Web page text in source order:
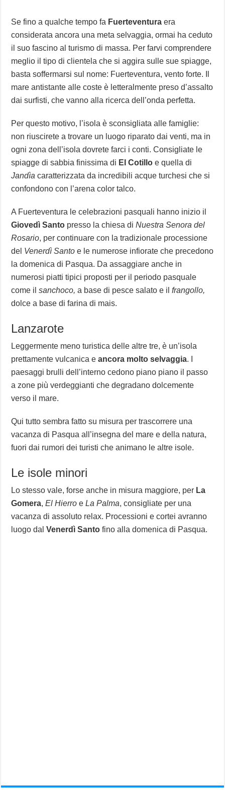
Se fino a qualche tempo fa Fuerteventura era
considerata ancora una meta selvaggia, ormai ha ceduto
il suo fascino al turismo di massa. Per farvi comprendere
meglio il tipo di clientela che si aggira sulle sue spiagge,
basta soffermarsi sul nome: Fuerteventura, vento forte. Il
mare antistante alle coste è letteralmente preso d’assalto
dai surfisti, che vanno alla ricerca dell’onda perfetta.
Per questo motivo, l’isola è sconsigliata alle famiglie:
non riuscirete a trovare un luogo riparato dai venti, ma in
ogni zona dell’isola dovrete farci i conti. Consigliate le
spiagge di sabbia finissima di El Cotillo e quella di
Jandìa caratterizzata da incredibili acque turchesi che si
confondono con l’arena color talco.
A Fuerteventura le celebrazioni pasquali hanno inizio il
Giovedì Santo presso la chiesa diNuestra Senora del
Rosario, per continuare con la tradizionale processione
del Venerdì Santo e le numerose infiorate che precedono
la domenica di Pasqua. Da assaggiare anche in
numerosi piatti tipici proposti per il periodo pasquale
come ilsanchoco, a base di pesce salato e ilfrangollo,
dolce a base di farina di mais.
Lanzarote
Leggermente meno turistica delle altre tre, è un’isola
prettamente vulcanica eancora molto selvaggia. I
paesaggi brulli dell’interno cedono piano piano il passo
a zone più verdeggianti che degradano dolcemente
verso il mare.
Qui tutto sembra fatto su misura per trascorrere una
vacanza di Pasqua all’insegna del mare e della natura,
fuori dai rumori dei turisti che animano le altre isole.
Le isole minori
Lo stesso vale, forse anche in misura maggiore, per La
Gomera,El Hierro eLa Palma, consigliate per una
vacanza di assoluto relax. Processioni e cortei avranno
luogo dalVenerdì Santo fino alla domenica di Pasqua.